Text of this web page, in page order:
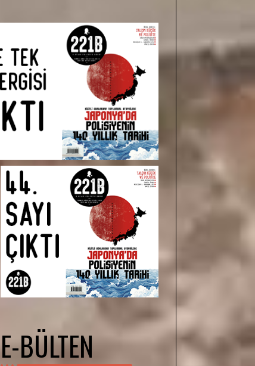
E-BÜLTEN